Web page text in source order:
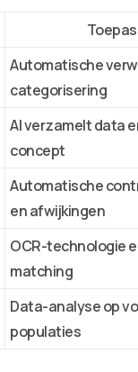
Automatische
categorisering
AI verzamelt data
concept
Automatische
en afwijkingen
OCR-technologie
matching
Data-analyse op
populaties